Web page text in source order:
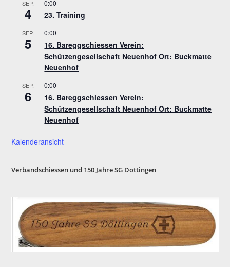
SEP.
4
0:00
23. Training
SEP.
5
0:00
16. Bareggschiessen Verein:
Schützengesellschaft Neuenhof Ort: Buckmatte
Neuenhof
SEP.
6
0:00
16. Bareggschiessen Verein:
Schützengesellschaft Neuenhof Ort: Buckmatte
Neuenhof
Kalenderansicht
Verbandschiessen und 150 Jahre SG Döttingen